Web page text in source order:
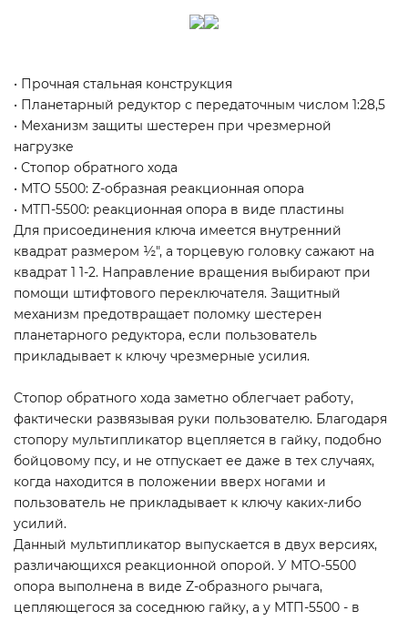
• Прочная стальная конструкция
• Планетарный редуктор с передаточным числом 1:28,5
• Механизм защиты шестерен при чрезмерной
нагрузке
• Стопор обратного хода
• MTO 5500: Z-образная реакционная опора
• МТП-5500: реакционная опора в виде пластины
Для присоединения ключа имеется внутренний
квадрат размером ½", а торцевую головку сажают на
квадрат 1 1-2. Направление вращения выбирают при
помощи штифтового переключателя. Защитный
механизм предотвращает поломку шестерен
планетарного редуктора, если пользователь
прикладывает к ключу чрезмерные усилия.
Стопор обратного хода заметно облегчает работу,
фактически развязывая руки пользователю. Благодаря
стопору мультипликатор вцепляется в гайку, подобно
бойцовому псу, и не отпускает ее даже в тех случаях,
когда находится в положении вверх ногами и
пользователь не прикладывает к ключу каких-либо
усилий.
Данный мультипликатор выпускается в двух версиях,
различающихся реакционной опорой. У MTO-5500
опора выполнена в виде Z-образного рычага,
цепляющегося за соседнюю гайку, а у МТП-5500 - в